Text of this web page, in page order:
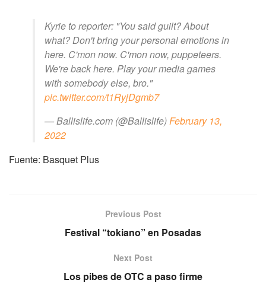
Kyrie to reporter: "You said guilt? About
what? Don't bring your personal emotions in
here. C'mon now. C'mon now, puppeteers.
We're back here. Play your media games
with somebody else, bro."
pic.twitter.com/t1RyjDgmb7
— Ballislife.com (@Ballislife)February 13,
2022
Fuente: Basquet Plus
Previous Post
Festival “tokiano” en Posadas
Next Post
Los pibes de OTC a paso firme